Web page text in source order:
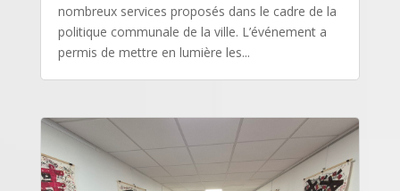
nombreux services proposés dans le cadre de la
politique communale de la ville. L’événement a
permis de mettre en lumière les...